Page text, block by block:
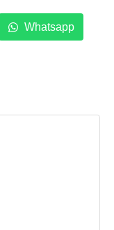
Whatsapp